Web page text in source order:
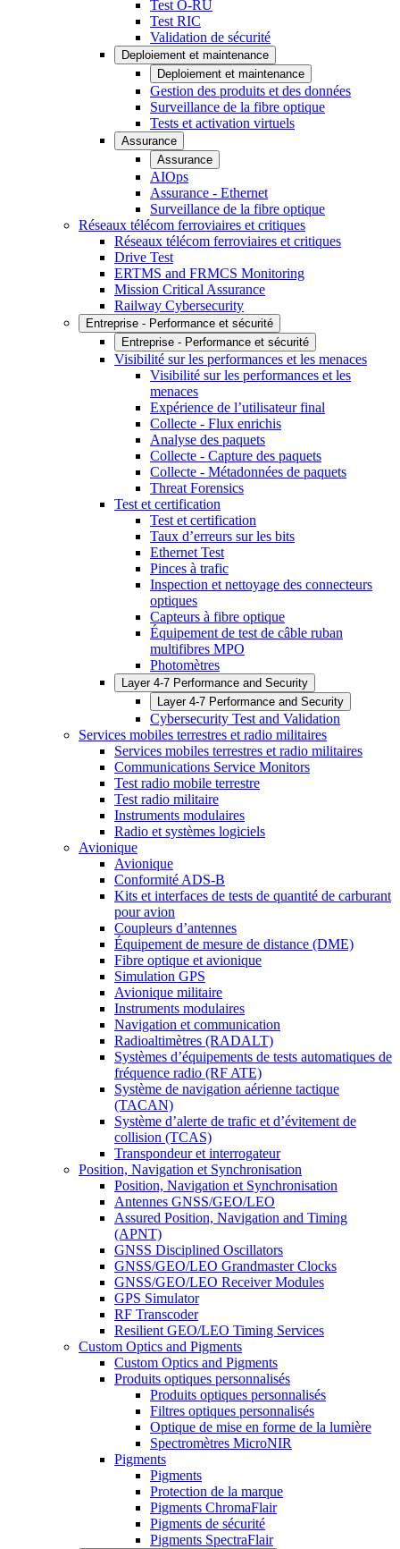
Test O-RU
Test RIC
Validation de sécurité
Deploiement et maintenance
Deploiement et maintenance
Gestion des produits et des données
Surveillance de la fibre optique
Tests et activation virtuels
Assurance
Assurance
AIOps
Assurance - Ethernet
Surveillance de la fibre optique
Réseaux télécom ferroviaires et critiques
Réseaux télécom ferroviaires et critiques
Drive Test
ERTMS and FRMCS Monitoring
Mission Critical Assurance
Railway Cybersecurity
Entreprise - Performance et sécurité
Entreprise - Performance et sécurité
Visibilité sur les performances et les menaces
Visibilité sur les performances et les
menaces
Expérience de l’utilisateur final
Collecte - Flux enrichis
Analyse des paquets
Collecte - Capture des paquets
Collecte - Métadonnées de paquets
Threat Forensics
Test et certification
Test et certification
Taux d’erreurs sur les bits
Ethernet Test
Pinces à trafic
Inspection et nettoyage des connecteurs
optiques
Capteurs à fibre optique
Équipement de test de câble ruban
multifibres MPO
Photomètres
Layer 4-7 Performance and Security
Layer 4-7 Performance and Security
Cybersecurity Test and Validation
Services mobiles terrestres et radio militaires
Services mobiles terrestres et radio militaires
Communications Service Monitors
Test radio mobile terrestre
Test radio militaire
Instruments modulaires
Radio et systèmes logiciels
Avionique
Avionique
Conformité ADS-B
Kits et interfaces de tests de quantité de carburant
pour avion
Coupleurs d’antennes
Équipement de mesure de distance (DME)
Fibre optique et avionique
Simulation GPS
Avionique militaire
Instruments modulaires
Navigation et communication
Radioaltimètres (RADALT)
Systèmes d’équipements de tests automatiques de
fréquence radio (RF ATE)
Système de navigation aérienne tactique
(TACAN)
Système d’alerte de trafic et d’évitement de
collision (TCAS)
Transpondeur et interrogateur
Position, Navigation et Synchronisation
Position, Navigation et Synchronisation
Antennes GNSS/GEO/LEO
Assured Position, Navigation and Timing
(APNT)
GNSS Disciplined Oscillators
GNSS/GEO/LEO Grandmaster Clocks
GNSS/GEO/LEO Receiver Modules
GPS Simulator
RF Transcoder
Resilient GEO/LEO Timing Services
Custom Optics and Pigments
Custom Optics and Pigments
Produits optiques personnalisés
Produits optiques personnalisés
Filtres optiques personnalisés
Optique de mise en forme de la lumière
Spectromètres MicroNIR
Pigments
Pigments
Protection de la marque
Pigments ChromaFlair
Pigments de sécurité
Pigments SpectraFlair